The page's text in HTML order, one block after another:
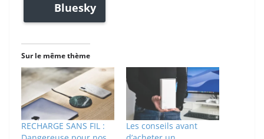
Bluesky
Sur le même thème
RECHARGE SANS FIL :
Les conseils avant